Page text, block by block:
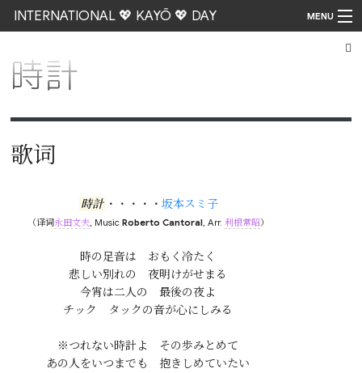
INTERNATIONAL 💖 KAYŌ 💖 DAY MENU
時計
歌词
時計 ・・・・・ 坂本スミ子
（译词永田文夫, MusicRoberto Cantoral, Arr.利根常昭）
時の足音は　おもく冷たく
悲しい別れの　夜明けがせまる
今宵は二人の　最後の夜よ
チック　タックの音が心にしみる
※つれない時計よ　その歩みとめて
あの人をいつまでも　抱きしめていたい